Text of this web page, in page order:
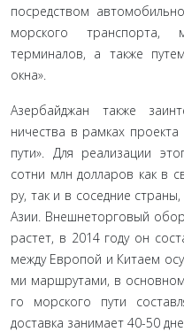
посредством
морского
терминалов, а также
окна».
Азербайджан также
ничества в рамках
пути». Для реализации
сотни млн долларов как в
ру, так и в соседние
Азии. Внешнеторговый
растет, в 2014 году он
между Европой и Китаем
ми маршрутами, в
го морского пути
достав­ка занимает 40-50